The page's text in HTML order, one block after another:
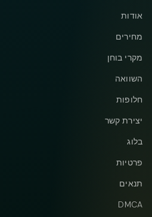
אודות
מחירים
מקרי בוחן
השוואה
חלופות
יצירת קשר
בלוג
פרטיות
תנאים
DMCA